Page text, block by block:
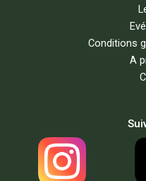
Conditions
A